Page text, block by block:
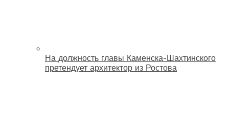
На должность главы Каменска-Шахтинского
претендует архитектор из Ростова